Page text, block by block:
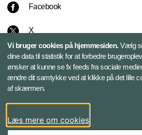
Facebook
X
Instagram
Bluesky
LinkedIn
Vi bruger cookies på hjemmesiden.Vælg
dine data til statistik for at forbedre
ønsker at kunne se fx feeds fra sociale
ændre dit samtykke ved at klikke på det lille
af skærmen.
Læs mere om cookies